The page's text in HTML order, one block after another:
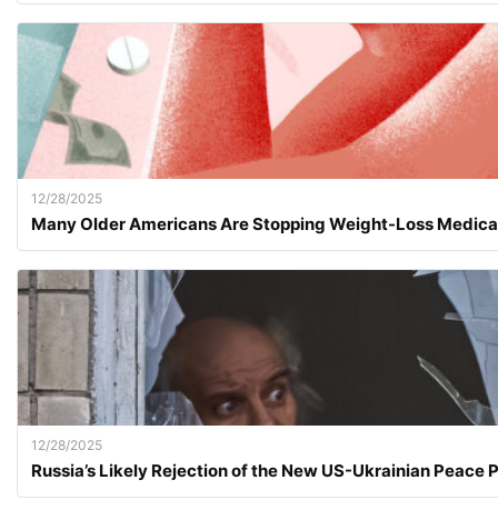
12/28/2025
Many Older Americans Are Stopping Weight-Loss
12/28/2025
Russia’s Likely Rejection of the New US-Ukrainian Peace